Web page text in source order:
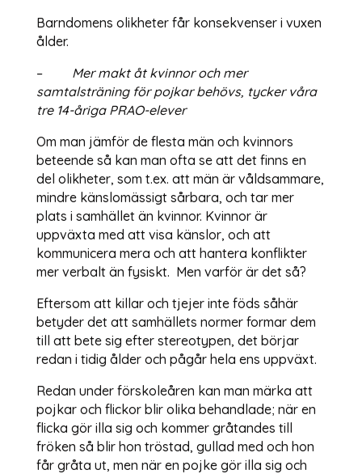
Barndomens olikheter får konsekvenser i vuxen
ålder.
– Mer makt åt kvinnor och mer
samtalsträning för pojkar behövs, tycker våra
tre 14-åriga PRAO-elever
Om man jämför de flesta män och kvinnors
beteende så kan man ofta se att det finns en
del olikheter, som t.ex. att män är våldsammare,
mindre känslomässigt sårbara, och tar mer
plats i samhället än kvinnor. Kvinnor är
uppväxta med att visa känslor, och att
kommunicera mera och att hantera konflikter
mer verbalt än fysiskt. Men varför är det så?
Eftersom att killar och tjejer inte föds såhär
betyder det att samhällets normer formar dem
till att bete sig efter stereotypen, det börjar
redan i tidig ålder och pågår hela ens uppväxt.
Redan under förskoleåren kan man märka att
pojkar och flickor blir olika behandlade; när en
flicka gör illa sig och kommer gråtandes till
fröken så blir hon tröstad, gullad med och hon
får gråta ut, men när en pojke gör illa sig och